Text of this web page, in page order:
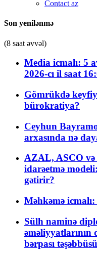
Contact az
Son yenilənmə
(8 saat əvvəl)
Media icmalı: 5
2026-cı il saat
Gömrükdə
bürokratiya?
Ceyhun
arxasında nə
AZAL, ASCO və
idarəetmə
gətirir?
Məhkəmə
Sülh naminə
əməliyyatlarının
bərpası təşəbbüsü